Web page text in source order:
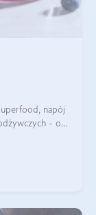
napój
- o